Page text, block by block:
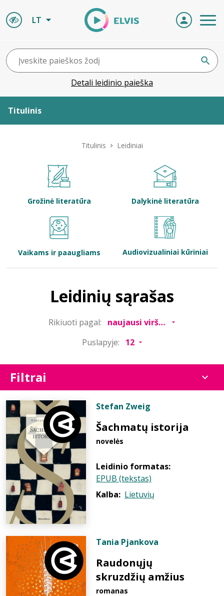
LT
Detali leidinio paieška
Titulinis
Bibliotekoms
Titulinis Leidiniai
Grožinė literatūra Dalykinė literatūra
Vaikams ir paaugliams Audiovizualiniai kūriniai
Leidinių sąrašas
Rikiuoti pagal:
Puslapyje:
Filtrai
Stefan Zweig
Šachmatų istorija
novelės
Leidinio formatas:
EPUB (tekstas)
Kalba: Lietuvių
Tania Pjankova
Raudonųjų
skruzdžių amžius
romanas